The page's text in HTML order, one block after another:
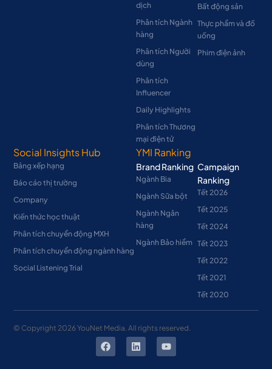
dịch
Phân tích Ngành
hàng
Phân tích Người
dùng
Phân tích
Influencer
Daily Highlights
Phân tích Thương
mại điện tử
Bất động sản
Thực phẩm và đồ
uống
Phim điện ảnh
Social Insights Hub
Bảng xếp hạng
Báo cáo thị trường
Company
Kiến thức học thuật
Phân tích chuyển động MXH
Phân tích chuyển động ngành hàng
Social Listening Trial
YMI Ranking
Brand Ranking
Ngành Bia
Ngành Sữa bột
Ngành Ngân
hàng
Ngành Bảo hiểm
Campaign
Ranking
Tết 2026
Tết 2025
Tết 2024
Tết 2023
Tết 2022
Tết 2021
Tết 2020
© Copyright 2026YouNet Media. All rights reserved.